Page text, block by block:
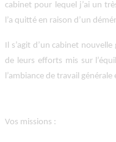
cabinet pour lequel j’ai un
l’a quitté en raison d’un
Il s’agit d’un cabinet
de leurs efforts mis sur
l’ambiance de travail
Vos missions :